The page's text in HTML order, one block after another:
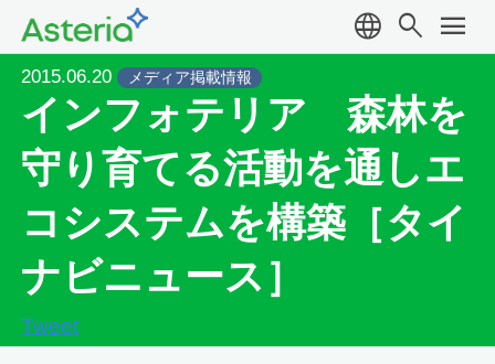
language search menu
2015.06.20 メディア掲載情報
インフォテリア 森林を
守り育てる活動を通しエ
コシステムを構築［タイ
ナビニュース］
Tweet